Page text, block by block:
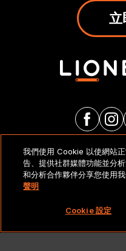
法律
Copyright 2026
權所有，
我們使用 Cookie 以使網站
告、提供社群媒體功能並分
和分析合作夥伴分享您使用我
聲明
Cookie 設定